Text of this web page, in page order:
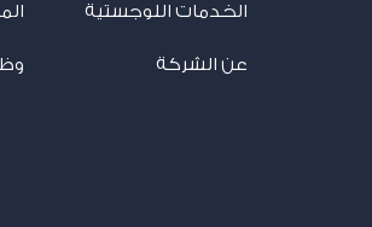
الخدمات اللوجستية
عن الشركة